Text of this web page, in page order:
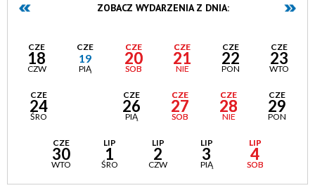
ZOBACZ WYDARZENIA Z DNIA:
CZE
18
CZW
CZE
19
PIĄ
CZE
20
SOB
CZE
21
NIE
CZE
22
PON
CZE
23
WTO
CZE
24
ŚRO
CZE
26
PIĄ
CZE
27
SOB
CZE
28
NIE
CZE
29
PON
CZE
30
WTO
LIP
1
ŚRO
LIP
2
CZW
LIP
3
PIĄ
LIP
4
SOB